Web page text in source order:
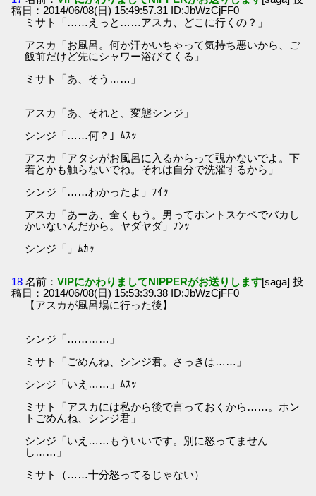
稿日：2014/06/08(日) 15:49:57.31 ID:JbWzCjFF0
ミサト「……えっと……アスカ、どこに行くの？」
アスカ「お風呂。何か汗かいちゃって気持ち悪いから、ご
飯前だけど先にシャワー浴びてくる」
ミサト「あ、そう……」
アスカ「あ、それと、変態シンジ」
シンジ「……何？」ﾑｽｯ
アスカ「アタシがお風呂に入るからって覗かないでよ。下
着とかも触らないでね。それは自分で洗濯するから」
シンジ「……わかったよ」ﾌｲｯ
アスカ「あーあ、全くもう。男ってホントスケベでバカし
かいないんだから。ヤダヤダ」ﾌﾝｯ
シンジ「」ﾑｶｯ
18 名前：VIPにかわりましてNIPPERがお送りします[saga] 投
稿日：2014/06/08(日) 15:53:39.38 ID:JbWzCjFF0
【アスカが風呂場に行った後】
シンジ「…………」
ミサト「ごめんね、シンジ君。さっきは……」
シンジ「いえ……」ﾑｽｯ
ミサト「アスカには私から後で言っておくから……。ホン
トごめんね、シンジ君」
シンジ「いえ……もういいです。別に怒ってません
し……」
ミサト（……十分怒ってるじゃない）